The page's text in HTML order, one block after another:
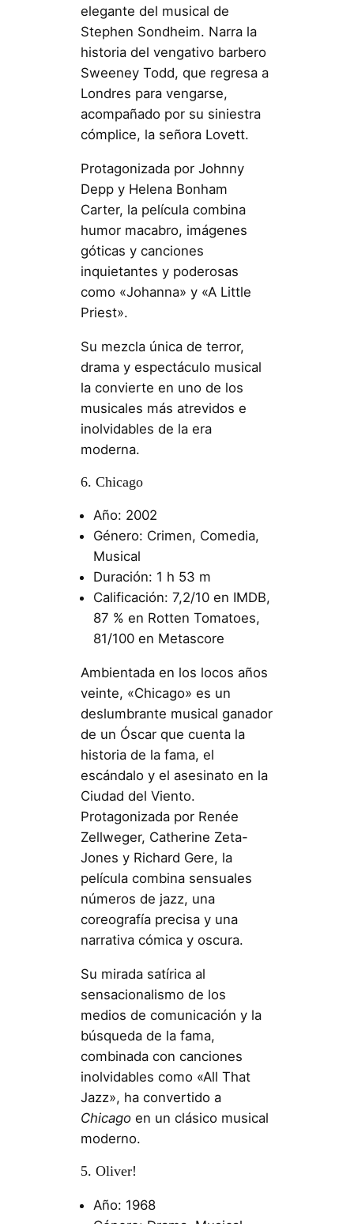
elegante del musical de
Stephen Sondheim. Narra la
historia del vengativo barbero
Sweeney Todd, que regresa a
Londres para vengarse,
acompañado por su siniestra
cómplice, la señora Lovett.
Protagonizada por Johnny
Depp y Helena Bonham
Carter, la película combina
humor macabro, imágenes
góticas y canciones
inquietantes y poderosas
como «Johanna» y «A Little
Priest».
Su mezcla única de terror,
drama y espectáculo musical
la convierte en uno de los
musicales más atrevidos e
inolvidables de la era
moderna.
6. Chicago
Año: 2002
Género: Crimen, Comedia,
Musical
Duración: 1 h 53 m
Calificación: 7,2/10 en IMDB,
87 % en Rotten Tomatoes,
81/100 en Metascore
Ambientada en los locos años
veinte, «Chicago» es un
deslumbrante musical ganador
de un Óscar que cuenta la
historia de la fama, el
escándalo y el asesinato en la
Ciudad del Viento.
Protagonizada por Renée
Zellweger, Catherine Zeta-
Jones y Richard Gere, la
película combina sensuales
números de jazz, una
coreografía precisa y una
narrativa cómica y oscura.
Su mirada satírica al
sensacionalismo de los
medios de comunicación y la
búsqueda de la fama,
combinada con canciones
inolvidables como «All That
Jazz», ha convertido a
Chicagoen un clásico musical
moderno.
5. Oliver!
Año: 1968